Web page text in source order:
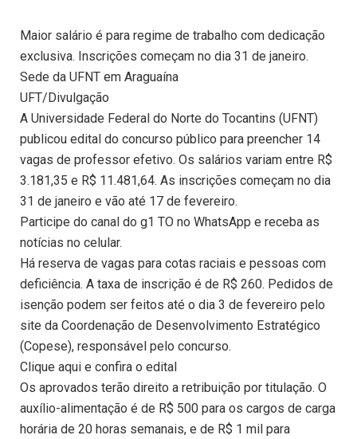
Maior salário é para regime de trabalho com dedicação
exclusiva. Inscrições começam no dia 31 de janeiro.
Sede da UFNT em Araguaína
UFT/Divulgação
A Universidade Federal do Norte do Tocantins (UFNT)
publicou edital do concurso público para preencher 14
vagas de professor efetivo. Os salários variam entre R$
3.181,35 e R$ 11.481,64. As inscrições começam no dia
31 de janeiro e vão até 17 de fevereiro.
Participe do canal do g1 TO no WhatsApp e receba as
notícias no celular.
Há reserva de vagas para cotas raciais e pessoas com
deficiência. A taxa de inscrição é de R$ 260. Pedidos de
isenção podem ser feitos até o dia 3 de fevereiro pelo
site da Coordenação de Desenvolvimento Estratégico
(Copese), responsável pelo concurso.
Clique aqui e confira o edital
Os aprovados terão direito a retribuição por titulação. O
auxílio-alimentação é de R$ 500 para os cargos de carga
horária de 20 horas semanais, e de R$ 1 mil para